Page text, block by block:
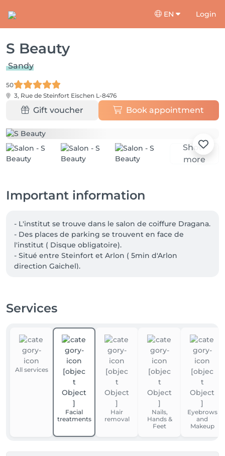
EN Login
S Beauty
Sandy
50
3, Rue de Steinfort Eischen L-8476
Gift voucher Book appointment
Show
more
Important information
- L'institut se trouve dans le salon de coiffure Dragana.
- Des places de parking se trouvent en face de
l'institut ( Disque obligatoire).
- Situé entre Steinfort et Arlon ( 5min d'Arlon
direction Gaichel).
Services
All services
Facial
treatments
Hair
removal
Nails,
Hands &
Feet
Eyebrows
and
Makeup